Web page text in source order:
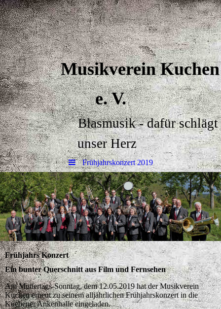
Musikverein Kuchen
e. V.
Blasmusik - dafür schlägt
unser Herz
Frühjahrskonzert 2019
Frühjahrs Konzert
Ein bunter Querschnitt aus Film und Fernsehen
Am Muttertags-Sonntag, dem 12.05.2019 hat der Musikverein
Kuchen erneut zu seinem alljährlichen Frühjahrskonzert in die
Kuchener Ankenhalle eingeladen.